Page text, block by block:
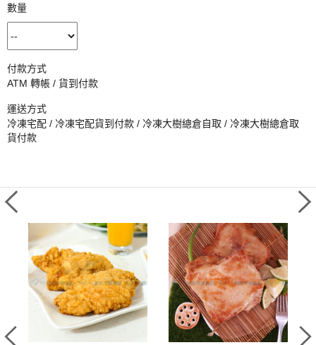
數量
付款方式
ATM 轉帳 / 貨到付款
運送方式
冷凍宅配 / 冷凍宅配貨到付款 / 冷凍大樹總倉自取 / 冷凍大樹總倉取
貨付款